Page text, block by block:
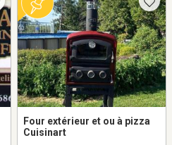
Four extérieur et ou à pizza
Cuisinart